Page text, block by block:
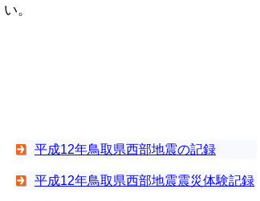
い。
平成12年鳥取県西部地震の記録
平成12年鳥取県西部地震震災体験記録